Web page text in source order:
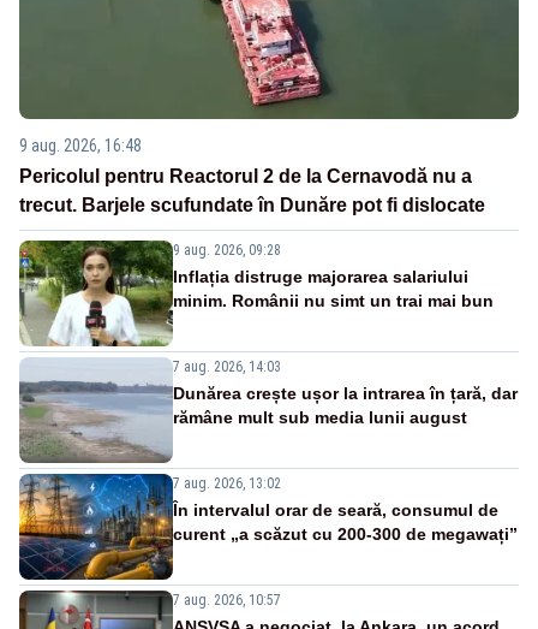
9 aug. 2026, 16:48
Pericolul pentru Reactorul 2 de la Cernavodă nu a
trecut. Barjele scufundate în Dunăre pot fi dislocate
9 aug. 2026, 09:28
Inflația distruge majorarea salariului
minim. Românii nu simt un trai mai bun
7 aug. 2026, 14:03
Dunărea crește ușor la intrarea în țară, dar
rămâne mult sub media lunii august
7 aug. 2026, 13:02
În intervalul orar de seară, consumul de
curent „a scăzut cu 200-300 de megawați”
7 aug. 2026, 10:57